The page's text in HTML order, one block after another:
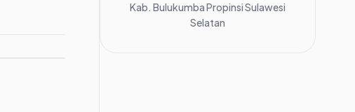
Kab. Bulukumba Propinsi Sulawesi
Selatan